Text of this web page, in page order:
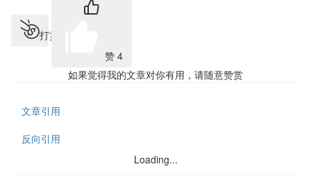
打赏
赞 4
如果觉得我的文章对你有用，请随意赞赏
文章引用
反向引用
Loading...